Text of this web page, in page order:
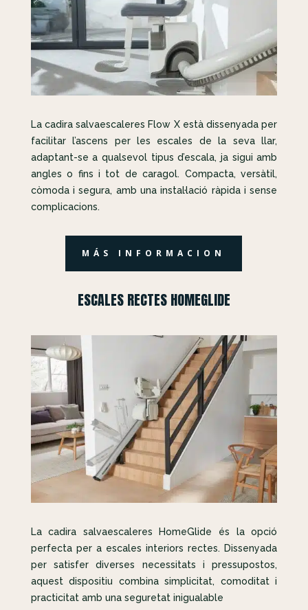
La cadira salvaescaleres Flow X està dissenyada per
facilitar l’ascens per les escales de la seva llar,
adaptant-se a qualsevol tipus d’escala, ja sigui amb
angles o fins i tot de caragol. Compacta, versàtil,
còmoda i segura, amb una instal·lació ràpida i sense
complicacions.
MÁS INFORMACION
ESCALES RECTES HOMEGLIDE
La cadira salvaescaleres HomeGlide és la opció
perfecta per a escales interiors rectes. Dissenyada
per satisfer diverses necessitats i pressupostos,
aquest dispositiu combina simplicitat, comoditat i
practicitat amb una seguretat inigualable